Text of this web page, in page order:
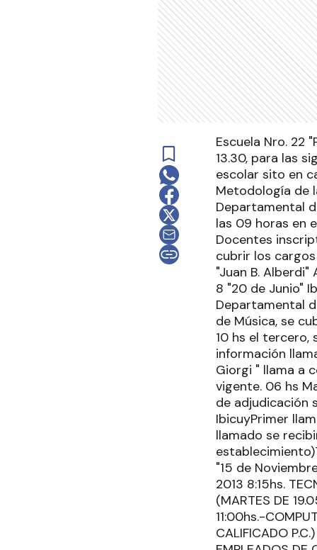
Escuela Nro. 22
13.30, para las
escolar sito en
Metodología de
Departamental
las 09 horas en
Docentes
cubrir los
"Juan B.
8 "20 de Junio"
Departamental
de Música, se
10 hs el
información
Giorgi " llama a
vigente. 06 hs
de adjudicación
IbicuyPrimer
llamado se
"15 de
2013 8:15hs.
(MARTES DE
11:00hs.-
CALIFICADO